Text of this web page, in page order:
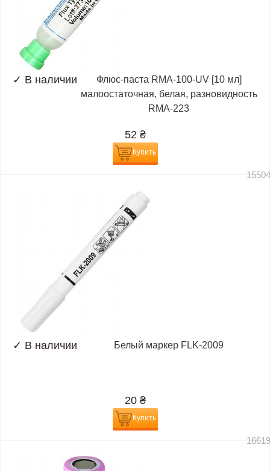
✓ В наличии
Флюс-паста RMA-100-UV [10 мл]
малоостаточная, белая, разновидность
RMA-223
52 ₴
Купить
✓ В наличии Белый маркер FLK-2009
20 ₴
Купить